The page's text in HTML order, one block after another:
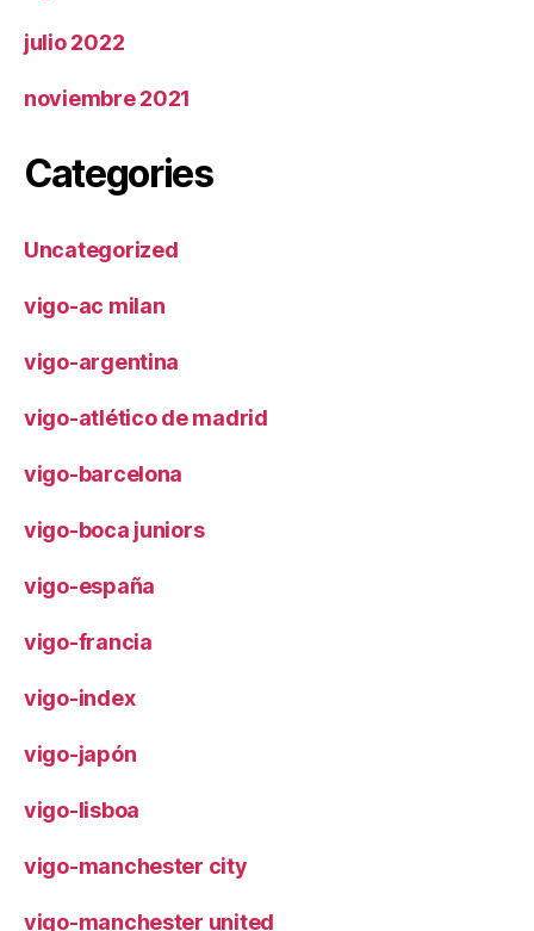
julio 2022
noviembre 2021
Categories
Uncategorized
vigo-ac milan
vigo-argentina
vigo-atlético de madrid
vigo-barcelona
vigo-boca juniors
vigo-españa
vigo-francia
vigo-index
vigo-japón
vigo-lisboa
vigo-manchester city
vigo-manchester united